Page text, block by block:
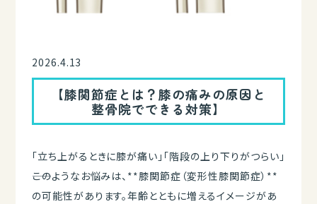
2026.4.13
【膝関節症とは？膝の痛みの原因と
整骨院でできる対策】
「立ち上がるときに膝が痛い」「階段の上り下りがつらい」
――このようなお悩みは、**膝関節症（変形性膝関節症）**
の可能性があります。年齢とともに増えるイメージがあ